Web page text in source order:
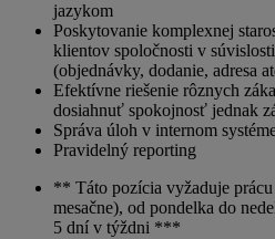
jazykom
Poskytovanie komplexnej
klientov spoločnosti v
(objednávky, dodanie, adresa
Efektívne riešenie rôznych
dosiahnuť spokojnosť jednak
Správa úloh v internom
Pravidelný reporting
** Táto pozícia vyžaduje
mesačne), od pondelka do
5 dní v týždni ***